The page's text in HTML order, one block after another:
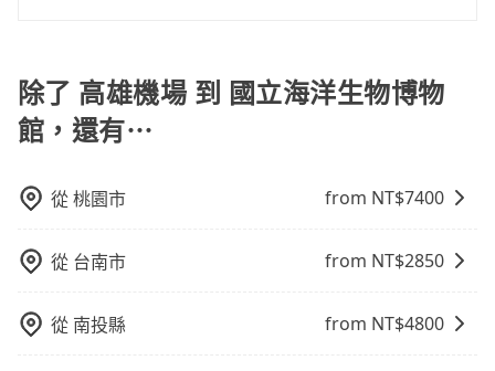
們在訂單成立後，或司機服務時與您聯絡。
除了 高雄機場 到 國立海洋生物博物
館，還有⋯
從桃園市 from NT$7400
從 台南市 from NT$2850
從 南投縣 from NT$4800